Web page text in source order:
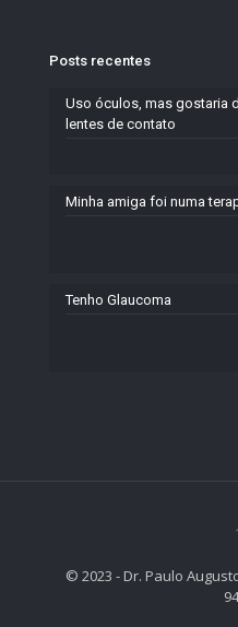
Posts recentes
Uso óculos, mas gostaria
lentes de contato
Minha amiga foi numa
Tenho Glaucoma
© 2023 - Dr. Paulo